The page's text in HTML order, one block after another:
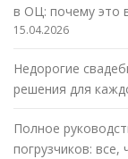
в ОЦ: почему это
15.04.2026
Недорогие
решения для
Полное
погрузчиков: